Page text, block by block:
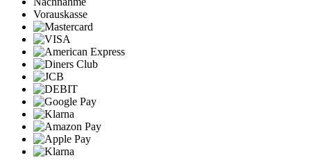
Vorauskasse